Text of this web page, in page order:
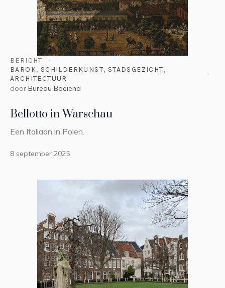
BERICHT
BAROK, SCHILDERKUNST, STADSGEZICHT,
ARCHITECTUUR
door Bureau Boeiend
Bellotto in Warschau
Een Italiaan in Polen.
8 september 2025